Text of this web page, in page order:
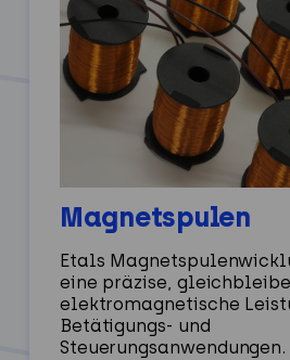
Magnetspulen
Etals
eine präzise,
elektromagnetische
Betätigungs- und
Steuerungsanwendungen.